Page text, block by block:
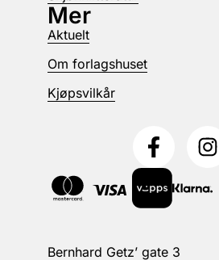
Bernhard Getz’ gate 3
Mer
Aktuelt
Om forlagshuset
Kjøpsvilkår